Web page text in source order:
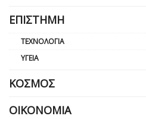
ΕΠΙΣΤΉΜΗ
ΤΕΧΝΟΛΟΓΊΑ
ΥΓΕΊΑ
ΚΌΣΜΟΣ
ΟΙΚΟΝΟΜΊΑ